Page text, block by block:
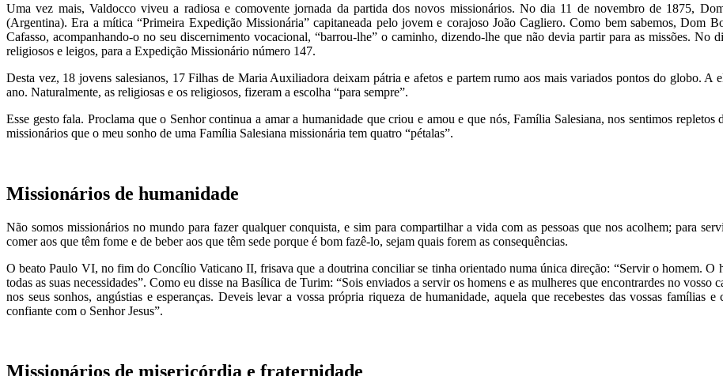
Uma vez mais, Valdocco viveu a radiosa e comovente jornada da partida dos novos missionários. No dia 11 de novembro de 1875,
(Argentina). Era a mítica “Primeira Expedição Missionária” capitaneada pelo jovem e corajoso João Cagliero. Como bem sabemos, Dom
Cafasso, acompanhando-o no seu discernimento vocacional, “barrou-lhe” o caminho, dizendo-lhe que não devia partir para as missões. No
religiosos e leigos, para a Expedição Missionário número 147.
Desta vez, 18 jovens salesianos, 17 Filhas de Maria Auxiliadora deixam pátria e afetos e partem rumo aos mais variados pontos do globo. A
ano. Naturalmente, as religiosas e os religiosos, fizeram a escolha “para sempre”.
Esse gesto fala. Proclama que o Senhor continua a amar a humanidade que criou e amou e que nós, Família Salesiana, nos sentimos
missionários que o meu sonho de uma Família Salesiana missionária tem quatro “pétalas”.
Missionários de humanidade
Não somos missionários no mundo para fazer qualquer conquista, e sim para compartilhar a vida com as pessoas que nos acolhem; para
comer aos que têm fome e de beber aos que têm sede porque é bom fazê-lo, sejam quais forem as consequências.
O beato Paulo VI, no fim do Concílio Vaticano II, frisava que a doutrina conciliar se tinha orientado numa única direção: “Servir o homem. O
todas as suas necessidades”. Como eu disse na Basílica de Turim: “Sois enviados a servir os homens e as mulheres que encontrardes no vosso
nos seus sonhos, angústias e esperanças. Deveis levar a vossa própria riqueza de humanidade, aquela que recebestes das vossas famílias
confiante com o Senhor Jesus”.
Missionários de misericórdia e fraternidade